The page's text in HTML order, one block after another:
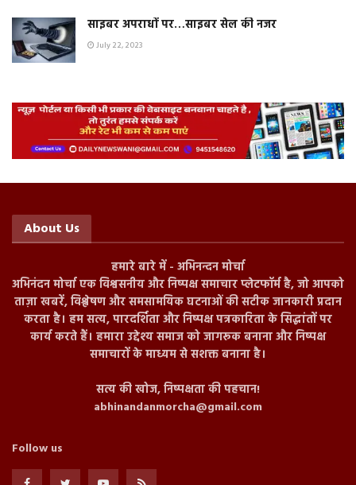
साइबर अपराधों पर…साइबर सेल की नजर
July 22, 2023
About Us
हमारे बारे में - अभिनन्दन मोर्चा
अभिनंदन मोर्चा एक विश्वसनीय और निष्पक्ष समाचार प्लेटफॉर्म है, जो आपको
ताज़ा खबरें, विश्लेषण और समसामयिक घटनाओं की सटीक जानकारी प्रदान
करता है। हम सत्य, पारदर्शिता और निष्पक्ष पत्रकारिता के सिद्धांतों पर
कार्य करते हैं। हमारा उद्देश्य समाज को जागरूक बनाना और निष्पक्ष
समाचारों के माध्यम से सशक्त बनाना है।
सत्य की खोज, निष्पक्षता की पहचान!
abhinandanmorcha@gmail.com
Follow us